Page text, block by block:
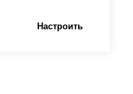
Настроить